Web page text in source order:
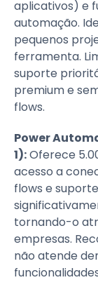
aplicativos) e
automação.
pequenos
ferramenta.
suporte
premium e
flows.
Power
1):Oferece
acesso a
flows e
tornando-o
empresas.
não atende